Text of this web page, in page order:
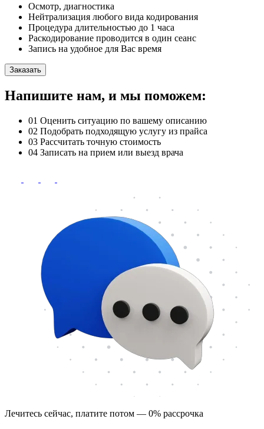
Осмотр, диагностика
Нейтрализация любого вида кодирования
Процедура длительностью до 1 часа
Раскодирование проводится в один сеанс
Запись на удобное для Вас время
Заказать
Напишите нам, и мы поможем:
01 Оценить ситуацию по вашему описанию
02 Подобрать подходящую услугу из прайса
03 Рассчитать точную стоимость
04 Записать на прием или выезд врача
Лечитесь сейчас, платите потом — 0% рассрочка